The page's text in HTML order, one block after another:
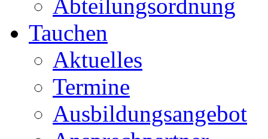
Abteilungsordnung
Tauchen
Aktuelles
Termine
Ausbildungsangebot